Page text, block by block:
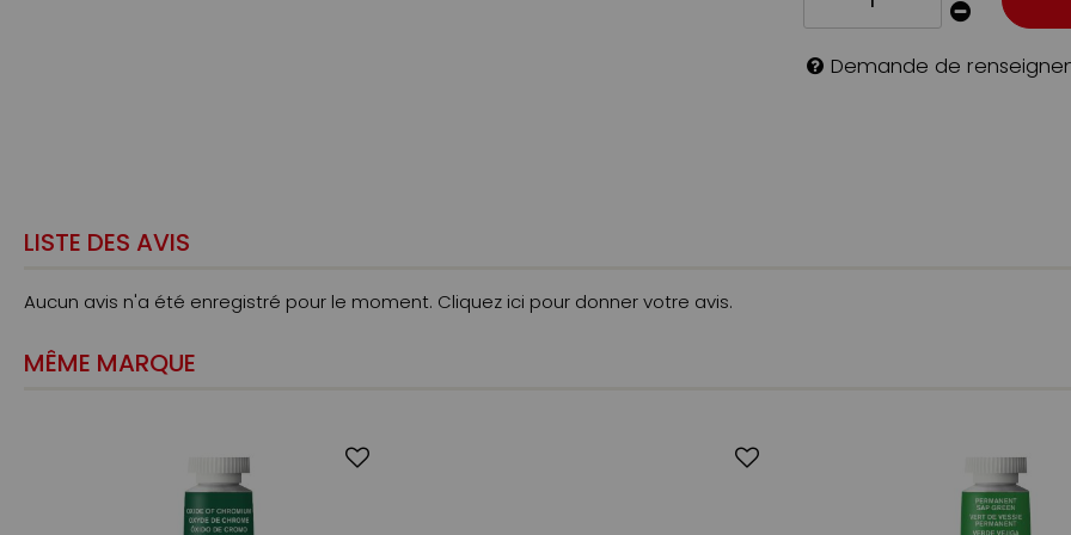
Demande de
LISTE DES AVIS
Aucun avis n'a été enregistré pour le moment. Cliquez ici pour donner votre avis.
MÊME MARQUE